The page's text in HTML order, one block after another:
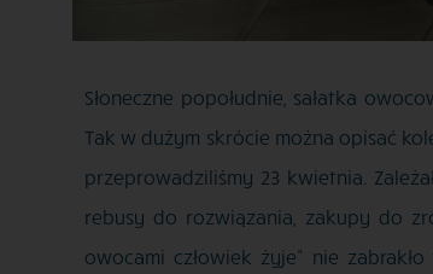
Słoneczne popołudnie, sałatka
Tak w dużym skrócie można opisać
przeprowadziliśmy 23 kwietnia.
rebusy do rozwiązania, zakupy do
owocami człowiek żyje” nie